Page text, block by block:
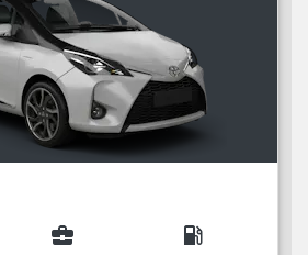
business_center local_gas_station